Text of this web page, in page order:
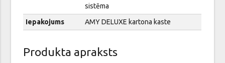
sistēma
Iepakojums
AMY DELUXE kartona kaste
Produkta apraksts